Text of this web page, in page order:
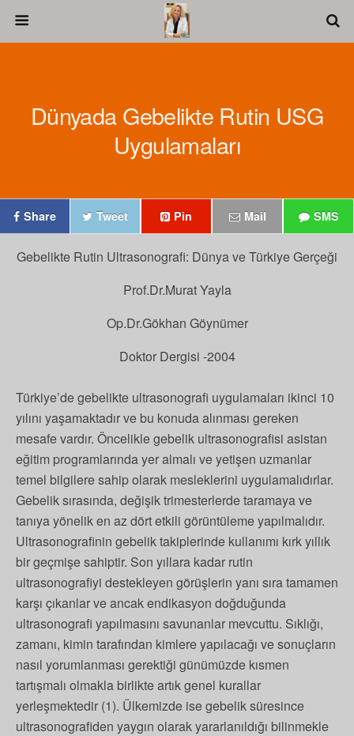
Dünyada Gebelikte Rutin USG
Uygulamaları
Share Tweet Pin Mail SMS
Gebelikte Rutin Ultrasonografi: Dünya ve Türkiye Gerçeği
Prof.Dr.Murat Yayla
Op.Dr.Gökhan Göynümer
Doktor Dergisi -2004
Türkiye’de gebelikte ultrasonografi uygulamaları ikinci 10
yılını yaşamaktadır ve bu konuda alınması gereken
mesafe vardır. Öncelikle gebelik ultrasonografisi asistan
eğitim programlarında yer almalı ve yetişen uzmanlar
temel bilgilere sahip olarak mesleklerini uygulamalıdırlar.
Gebelik sırasında, değişik trimesterlerde taramaya ve
tanıya yönelik en az dört etkili görüntüleme yapılmalıdır.
Ultrasonografinin gebelik takiplerinde kullanımı kırk yıllık
bir geçmişe sahiptir. Son yıllara kadar rutin
ultrasonografiyi destekleyen görüşlerin yanı sıra tamamen
karşı çıkanlar ve ancak endikasyon doğduğunda
ultrasonografi yapılmasını savunanlar mevcuttu. Sıklığı,
zamanı, kimin tarafından kimlere yapılacağı ve sonuçların
nasıl yorumlanması gerektiği günümüzde kısmen
tartışmalı olmakla birlikte artık genel kurallar
yerleşmektedir (1). Ülkemizde ise gebelik süresince
ultrasonografiden yaygın olarak yararlanıldığı bilinmekle